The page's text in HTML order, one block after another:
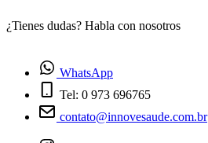
¿Tienes dudas? Habla con nosotros
WhatsApp
Tel: 0 973 696765
contato@innovesaude.com.br